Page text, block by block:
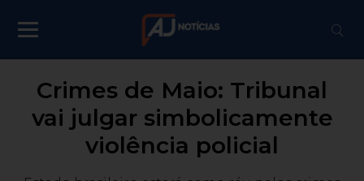
Crimes de Maio: Tribunal
vai julgar simbolicamente
violência policial